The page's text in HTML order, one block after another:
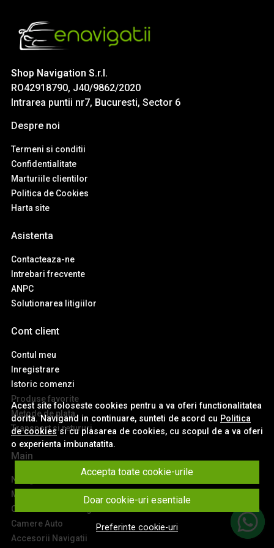
Acest site foloseste cookies pentru a va oferi functionalitatea
dorita. Navigand in continuare, sunteti de acord cu Politica
de cookiessi cu plasarea de cookies, cu scopul de a va oferi
o experienta imbunatatita.
Accepta toate cookie-urile
Doar cookie-uri esentiale
Preferinte cookie-uri
Shop Navigation S.r.l.
RO42918790, J40/9862/2020
Intrarea puntii nr7, Bucuresti, Sector 6
Despre noi
Termeni si conditii
Confidentialitate
Marturiile clientilor
Politica de Cookies
Harta site
Asistenta
Contacteaza-ne
Intrebari frecvente
ANPC
Solutionarea litigiilor
Cont client
Contul meu
Inregistrare
Istoric comenzi
Produse favorite
Metode de plata
Transport si retururi
Main
Navigatii Auto
Module Carplay si Android Auto
Ceasuri de Bord Digitale
Camere Auto
Accesorii Navigatii